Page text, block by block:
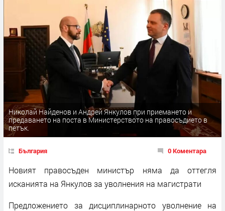
Николай Найденов и Андрей Янкулов при приемането и
предаването на поста в Министерството на правосъдието в
петък.
България 0 Коментара
Новият правосъден министър няма да оттегля
исканията на Янкулов за уволнения на магистрати
Предложението за дисциплинарното уволнение на